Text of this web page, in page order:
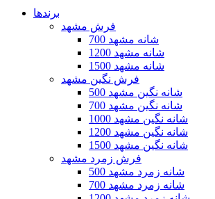
برندها
فرش مشهد
700 شانه مشهد
1200 شانه مشهد
1500 شانه مشهد
فرش نگین مشهد
500 شانه نگین مشهد
700 شانه نگین مشهد
1000 شانه نگین مشهد
1200 شانه نگین مشهد
1500 شانه نگین مشهد
فرش زمرد مشهد
500 شانه زمرد مشهد
700 شانه زمرد مشهد